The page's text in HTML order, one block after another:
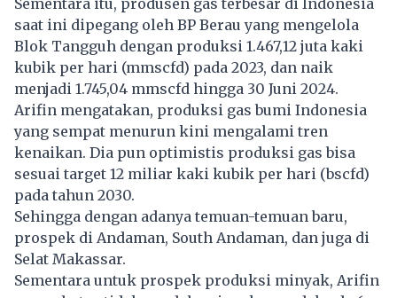
saat ini dipegang oleh BP Berau yang mengelola
Blok Tangguh dengan produksi 1.467,12 juta kaki
kubik per hari (mmscfd) pada 2023, dan naik
menjadi 1.745,04 mmscfd hingga 30 Juni 2024.
Arifin mengatakan, produksi gas bumi Indonesia
yang sempat menurun kini mengalami tren
kenaikan. Dia pun optimistis produksi gas bisa
sesuai target 12 miliar kaki kubik per hari (bscfd)
pada tahun 2030.
Sehingga dengan adanya temuan-temuan baru,
prospek di Andaman, South Andaman, dan juga di
Selat Makassar.
Sementara untuk prospek produksi minyak, Arifin